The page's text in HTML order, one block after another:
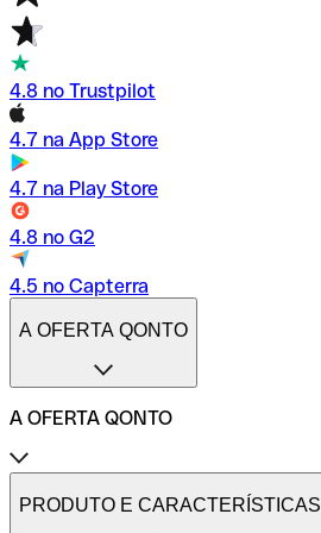
4.8 no Trustpilot
4.7 na App Store
4.7 na Play Store
4.8 no G2
4.5 no Capterra
A OFERTA QONTO
A OFERTA QONTO
Tarifas
Conta profissional online
PRODUTO E CARACTERÍSTICAS